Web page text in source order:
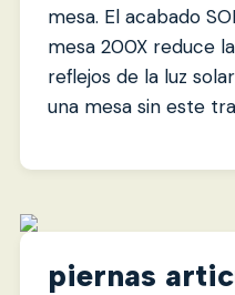
mesa. El acabado
mesa 200X reduce
reflejos de la luz
una mesa sin este
piernas